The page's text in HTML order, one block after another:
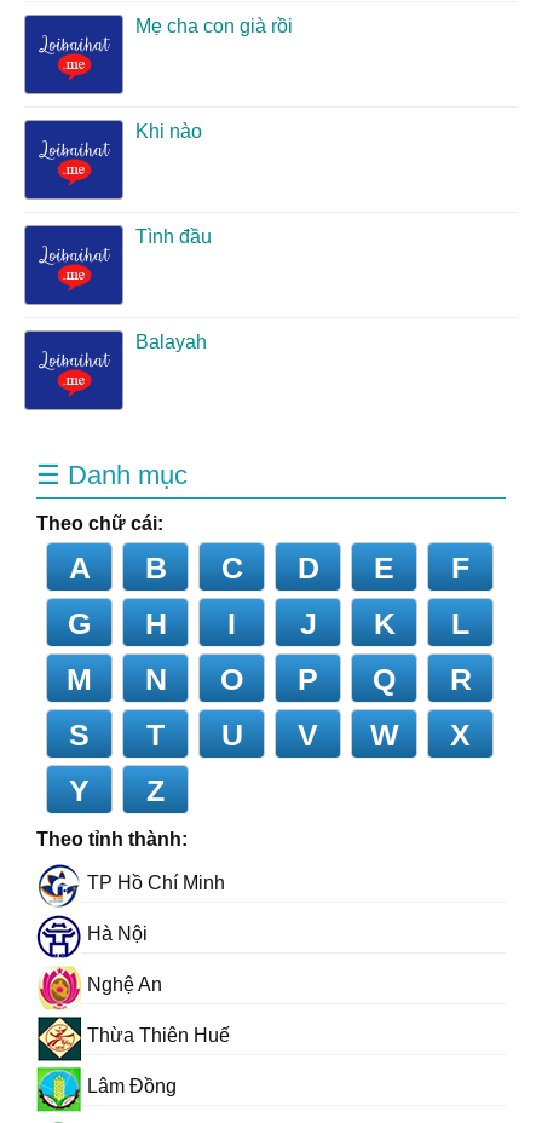
Mẹ cha con già rồi
Khi nào
Tình đầu
Balayah
☰ Danh mục
Theo chữ cái:
A B C D E
F
G
H I J K
L
M
N O P Q
R
S
T U V W
X
Y
Z
Theo tỉnh thành:
TP Hồ Chí Minh
Hà Nội
Nghệ An
Thừa Thiên Huế
Lâm Đồng